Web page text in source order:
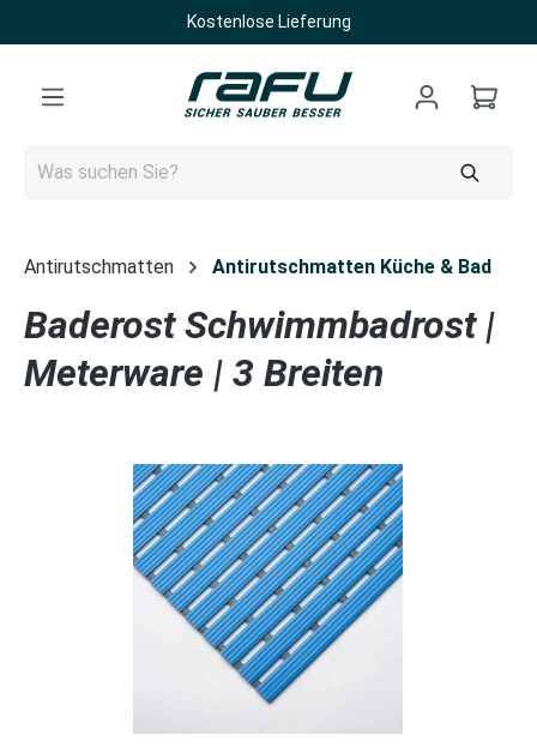
Zum Hauptinhalt springenKostenlose Lieferung
Antirutschmatten Antirutschmatten Küche & Bad
Baderost Schwimmbadrost |
Meterware | 3 Breiten
Bildergalerie überspringen